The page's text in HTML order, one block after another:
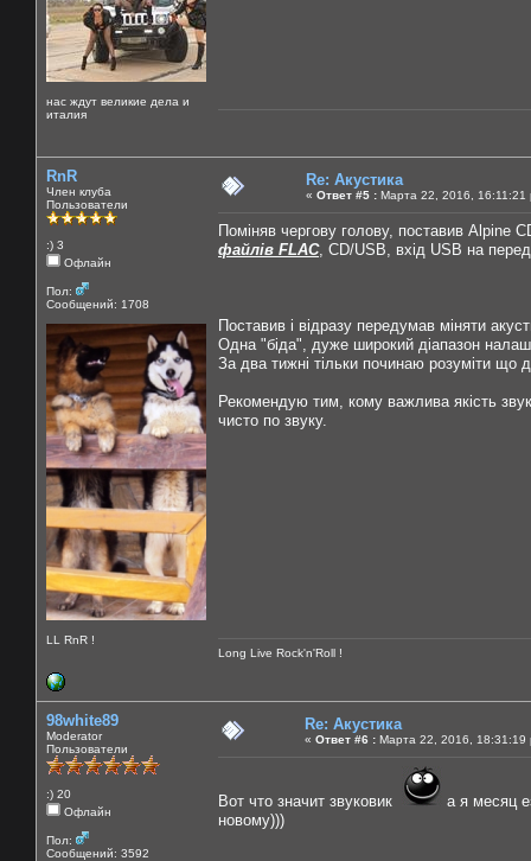
нас ждут великие дела и
италия
RnR
Член клуба
Пользователи
:) 3
Офлайн
Пол:
Сообщений: 1708
LL RnR !
Re: Акустика
« Ответ #5 : Марта 22, 2016, 16:11:21
Поміняв чергову голову, поставив Alpine
файлів FLAC, CD/USB, вхід USB на
Поставив і відразу передумав міняти
Одна "біда", дуже широкий діапазон
За два тижні тільки починаю розуміти що
Рекомендую тим, кому важлива якість
чисто по звуку.
Long Live Rock'n'Roll !
98white89
Moderator
Пользователи
:) 20
Офлайн
Пол:
Сообщений: 3592
Re: Акустика
« Ответ #6 : Марта 22, 2016, 18:31:19
Вот что значит звуковик
а я месяц
новому)))